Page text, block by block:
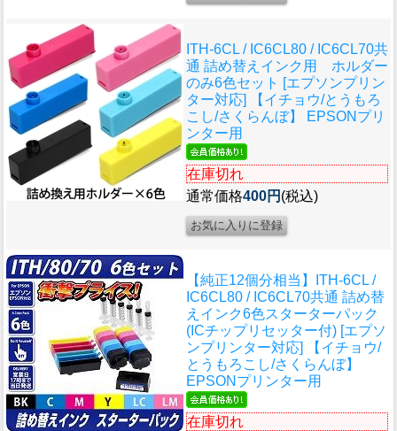
ITH-6CL / IC6CL80 / IC6CL70共
通 詰め替えインク用 ホルダー
のみ6色セット [エプソンプリン
ター対応] 【イチョウ/とうもろ
こし/さくらんぼ】 EPSONプリ
ンター用
在庫切れ
通常価格400円 (税込)
【純正12個分相当】ITH-6CL /
IC6CL80 / IC6CL70共通 詰め替
えインク6色スターターパック
(ICチップリセッター付) [エプソ
ンプリンター対応] 【イチョウ/
とうもろこし/さくらんぼ】
EPSONプリンター用
在庫切れ